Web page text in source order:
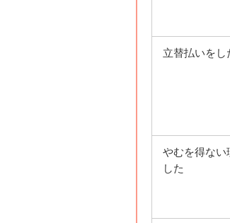
立替払いをし
やむを得ない
した